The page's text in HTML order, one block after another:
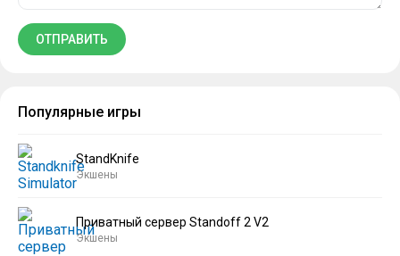
Популярные игры
StandKnife
Экшены
Приватный сервер Standoff 2 V2
Экшены